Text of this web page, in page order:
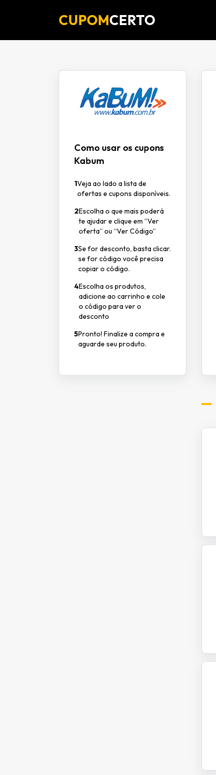
CUPOMCERTO
Como usar os cupons
Kabum
1Veja ao lado a lista de
ofertas e cupons disponíveis.
2Escolha o que mais poderá
te ajudar e clique em “Ver
oferta” ou “Ver Código”
3Se for desconto, basta clicar.
se for código você precisa
copiar o código.
4Escolha os produtos,
adicione ao carrinho e cole
o código para ver o
desconto
5Pronto! Finalize a compra e
aguarde seu produto.